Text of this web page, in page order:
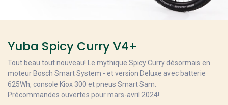
Yuba Spicy Curry V4+
Tout beau tout nouveau! Le mythique Spicy Curry désormais en
moteur Bosch Smart System - et version Deluxe avec batterie
625Wh, console Kiox 300 et pneus Smart Sam.
Précommandes ouvertes pour mars-avril 2024!